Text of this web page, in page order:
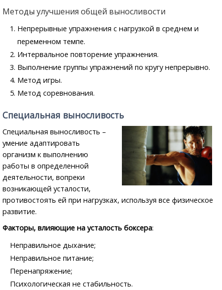
Методы улучшения общей выносливости
Непрерывные упражнения с нагрузкой в среднем и
переменном темпе.
Интервальное повторение упражнения.
Выполнение группы упражнений по кругу непрерывно.
Метод игры.
Метод соревнования.
Специальная выносливость
Специальная выносливость –
умение адаптировать
организм к выполнению
работы в определенной
деятельности, вопреки
возникающей усталости,
противостоять ей при нагрузках, используя все физическое
развитие.
Факторы, влияющие на усталость боксера:
Неправильное дыхание;
Неправильное питание;
Перенапряжение;
Психологическая не стабильность.